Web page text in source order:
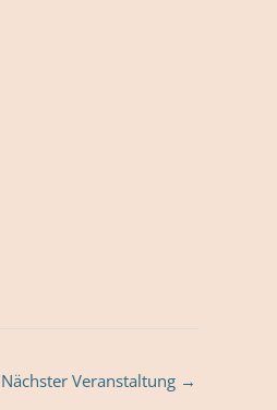
Nächster Veranstaltung →